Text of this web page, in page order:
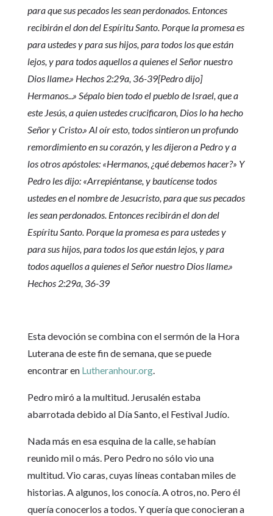
para que sus pecados les sean perdonados. Entonces
recibirán el don del Espíritu Santo. Porque la promesa es
para ustedes y para sus hijos, para todos los que están
lejos, y para todos aquellos a quienes el Señor nuestro
Dios llame.» Hechos 2:29a, 36-39[Pedro dijo]
Hermanos...» Sépalo bien todo el pueblo de Israel, que a
este Jesús, a quien ustedes crucificaron, Dios lo ha hecho
Señor y Cristo.» Al oír esto, todos sintieron un profundo
remordimiento en su corazón, y les dijeron a Pedro y a
los otros apóstoles: «Hermanos, ¿qué debemos hacer?» Y
Pedro les dijo: «Arrepiéntanse, y bautícense todos
ustedes en el nombre de Jesucristo, para que sus pecados
les sean perdonados. Entonces recibirán el don del
Espíritu Santo. Porque la promesa es para ustedes y
para sus hijos, para todos los que están lejos, y para
todos aquellos a quienes el Señor nuestro Dios llame.»
Hechos 2:29a, 36-39
Esta devoción se combina con el sermón de la Hora
Luterana de este fin de semana, que se puede
encontrar en Lutheranhour.org.
Pedro miró a la multitud. Jerusalén estaba
abarrotada debido al Día Santo, el Festival Judío.
Nada más en esa esquina de la calle, se habían
reunido mil o más. Pero Pedro no sólo vio una
multitud. Vio caras, cuyas líneas contaban miles de
historias. A algunos, los conocía. A otros, no. Pero él
quería conocerlos a todos. Y quería que conocieran a